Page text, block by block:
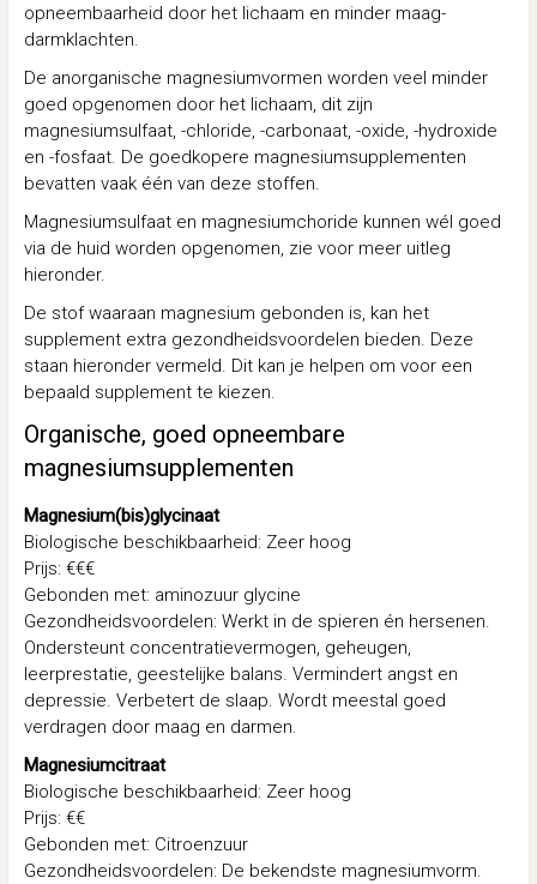
opneembaarheid door het lichaam en minder maag-
darmklachten.
De anorganische magnesiumvormen worden veel minder
goed opgenomen door het lichaam, dit zijn
magnesiumsulfaat, -chloride, -carbonaat, -oxide, -hydroxide
en -fosfaat. De goedkopere magnesiumsupplementen
bevatten vaak één van deze stoffen.
Magnesiumsulfaat en magnesiumchoride kunnen wél goed
via de huid worden opgenomen, zie voor meer uitleg
hieronder.
De stof waaraan magnesium gebonden is, kan het
supplement extra gezondheidsvoordelen bieden. Deze
staan hieronder vermeld. Dit kan je helpen om voor een
bepaald supplement te kiezen.
Organische, goed opneembare
magnesiumsupplementen
Magnesium(bis)glycinaat
Biologische beschikbaarheid: Zeer hoog
Prijs: €€€
Gebonden met: aminozuur glycine
Gezondheidsvoordelen: Werkt in de spieren én hersenen.
Ondersteunt concentratievermogen, geheugen,
leerprestatie, geestelijke balans. Vermindert angst en
depressie. Verbetert de slaap. Wordt meestal goed
verdragen door maag en darmen.
Magnesiumcitraat
Biologische beschikbaarheid: Zeer hoog
Prijs: €€
Gebonden met: Citroenzuur
Gezondheidsvoordelen: De bekendste magnesiumvorm.